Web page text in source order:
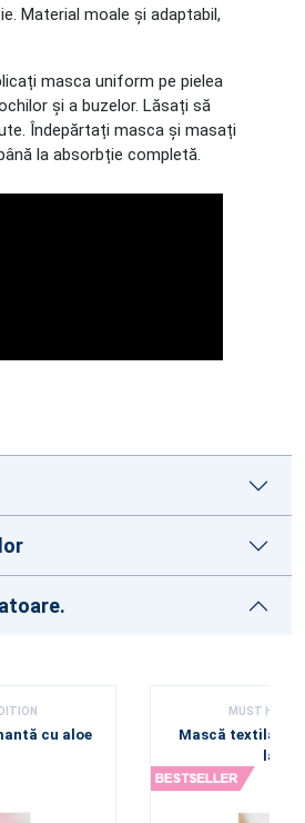
Material moale și adaptabil,
masca uniform pe pielea
și a buzelor. Lăsați să
Îndepărtați masca și masați
la absorbție completă.
cu aloe
MUST HAVE
Mască textilă